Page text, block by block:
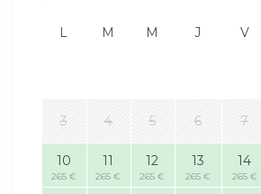
L M M J V
3 4 5 6 7
10
265 €
11
265 €
12
265 €
13
265 €
14
265 €